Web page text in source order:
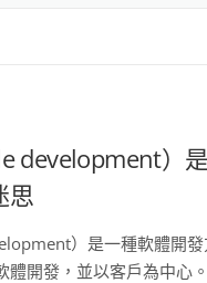
development）
思
）是一種軟體開
體開發，並以客戶為中心